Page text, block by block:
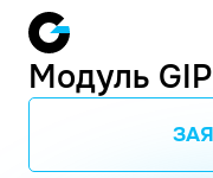
Модуль